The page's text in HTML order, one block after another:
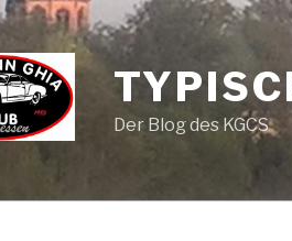
Der Blog des KGCS